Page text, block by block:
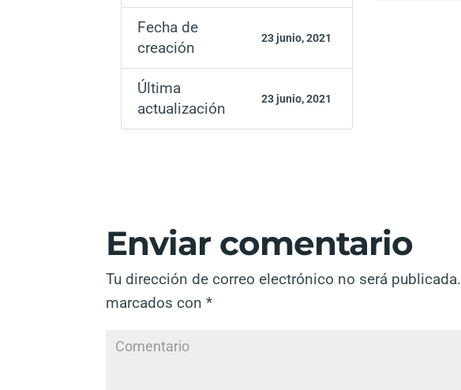
Fecha de
creación
23 junio, 2021
Última
actualización
23 junio, 2021
Enviar comentario
Tu dirección de correo electrónico no será publicada.
marcados con*